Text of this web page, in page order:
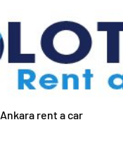
Ankara rent a car